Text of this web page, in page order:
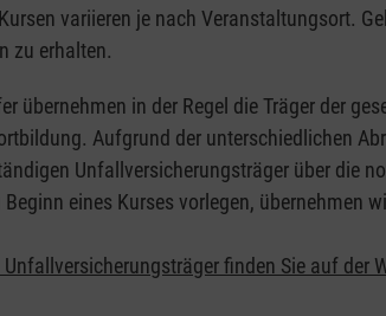
variieren je nach Veranstaltungsort.
zu erhalten.
übernehmen in der Regel die Träger der
Aufgrund der unterschiedlichen
Unfallversicherungsträger über die
eines Kurses vorlegen, übernehmen
finden Sie auf der